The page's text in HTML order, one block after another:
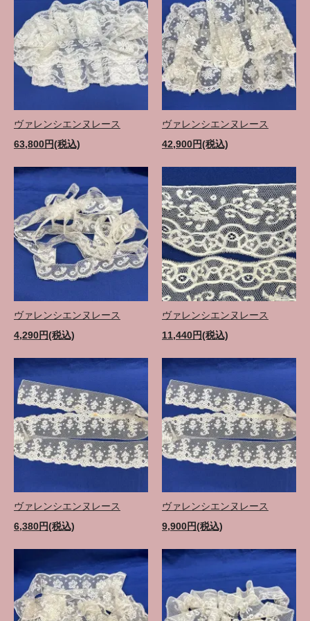
ヴァレンシエンヌレース
63,800円(税込)
ヴァレンシエンヌレース
42,900円(税込)
ヴァレンシエンヌレース
4,290円(税込)
ヴァレンシエンヌレース
11,440円(税込)
ヴァレンシエンヌレース
6,380円(税込)
ヴァレンシエンヌレース
9,900円(税込)